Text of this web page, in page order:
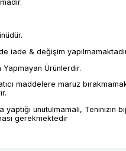
iade & değişim
Yapmayan Ürünlerdir.
maddelere maruz
yaptığı unutulmamalı, Teninizin
gerekmektedir